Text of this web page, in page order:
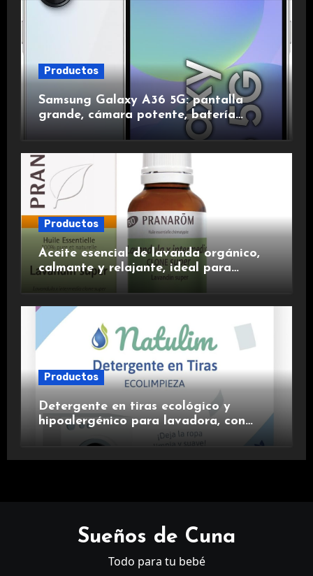
Productos
Samsung Galaxy A36 5G: pantalla
grande, cámara potente, batería
duradera y carga rápida para una
experiencia premium.
Productos
Aceite esencial de lavanda orgánico,
calmante y relajante, ideal para
Productos
Detergente en tiras ecológico y
hipoalergénico para lavadora, con
suavizante incluido y fragancia de
Sueños de Cuna
Todo para tu bebé